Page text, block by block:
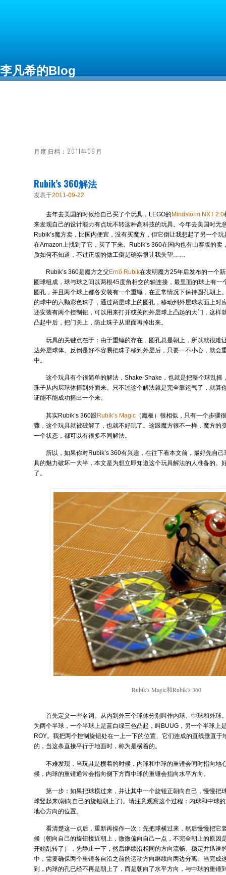
李凡希的Blog
月度归档： 2011年09月
Rubik’s 360解法
发表于2011-09-22
去年去美国的时候给自己买了个玩具，LEGO的 Mindstorm NXT 2.0
来发现自己的设计能力有点玩不转这种高科技的玩具。今年去美国时无
Rubik’s魔方卖，比国内便宜，没有买魔方，但它倒让我想起了另一个玩
在Amazon上找到了它，买了下来。Rubik’s 360在国内也有山寨版的卖
质如何不知道，不过正版的做工倒是确实很让我失望……
Rubik’s 360是魔方之父 Ernő Rubik在发明魔方25年后发布的一个
圆球组成，球与球之间以两根45度角相交的轴连接，最里面的球上有一
圆孔，并且两个球上都各安装有一个重锤，在正常情况下保持圆孔朝上
的球中的六颗彩色珠子，通过两层球上的圆孔，移动到外层球表面上对
还安装有两个控制钮，可以用来打开或关闭外层球上凸起的大门，这样
凸起中后，把门关上，防止珠子从里面再掉出来。
玩具的关键点在于：由于重锤的存在，圆孔总是朝上，所以就很难
达外层球体。反倒是好不容易把珠子移到外层后，只要一不小心，就会
中。
这个玩具有个很简单的解法，Shake-Shake，也就是把整个球乱摇
珠子从内层球体摇到外面来。只不过这个解法就是完全靠运气了，就算
证能不能成功摇出一个来。
其实Rubik’s 360跟Rubik’s Magic （魔板）很相似，只有一个步骤
骤，这个玩具就被破解了，也就不好玩了。这跟魔方很不一样，魔方的
一个状态，都可以有很多不同解法。
所以，如果你对Rubik’s 360有兴趣，在往下看本文前，最好先自
具的魅力破坏一大半，本文是为想立即知道这个玩具解法的人准备的。
了。
Rubik's Magic和Rubik's 360
首先定义一些名词。从内到外三个球体分别叫作内球、中球和外球
为两个半球，一个半球上是蓝白绿三色凸起，叫BUUG，另一个半球上
ROY。我把两个控制旋钮处在一上一下的位置、它们连成的直线垂直于
的，当这条直接平行于地面时，称为是横着的。
不难发现，当玩具是横着的时候，内球和中球的重锤会同时指向地
候，内球的重锤通常会指向侧下方而中球的重锤会指向水平方向。
第一步：如果把球横过来，并让其中一个旋钮正朝向自己，慢慢把
球竖起来(朝向自己的旋钮朝上了)。请注意观察这个过程：内球和中球
地心方向的位置。
看清楚这一点后，重新再操作一次：先把球横过来，然后慢慢把它
候（朝向自己的旋钮接近朝上，微微偏向自己一点，不完全朝上的原因
开始乱转了），先静止一下，然后继续沿相同的方向流畅、稳定并迅速
中，需要确保两个重锤各自沿之前的运动方向继续向两边分离。当完成
到，内球的孔已经不再是朝上了，而是朝向了水平方向，与中球的重锤